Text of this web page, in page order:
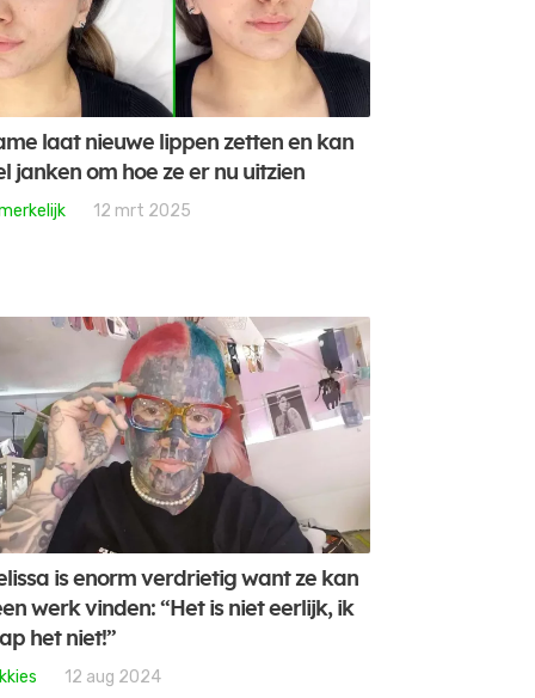
laat nieuwe lippen zetten en kan
janken om hoe ze er nu uitzien
12 mrt 2025
is enorm verdrietig want ze kan
werk vinden: “Het is niet eerlijk, ik
het niet!”
12 aug 2024